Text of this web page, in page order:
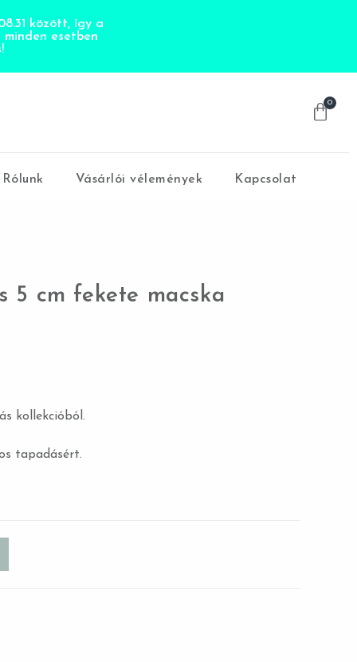
között, így a
minden esetben
0
Rólunk Vásárlói vélemények Kapcsolat
5 cm fekete macska
kollekcióból.
tapadásért.